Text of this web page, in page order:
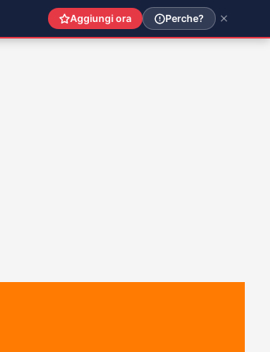
Aggiungi ora Perche?